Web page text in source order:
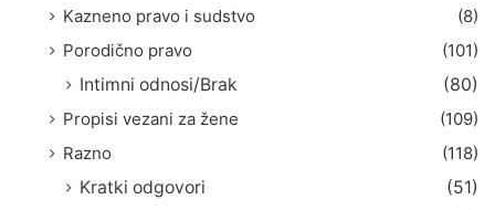
Kazneno pravo i sudstvo
(8)
Porodično pravo
(101)
Intimni odnosi/Brak
(80)
Propisi vezani za žene
(109)
Razno
(118)
Kratki odgovori
(51)